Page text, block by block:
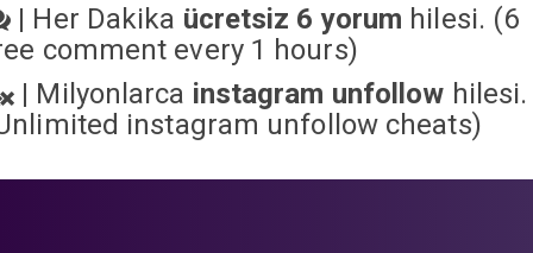
| Her Dakika ücretsiz 6 yorum hilesi. (6
comment every 1 hours)
| Milyonlarca instagram unfollow hilesi.
instagram unfollow cheats)